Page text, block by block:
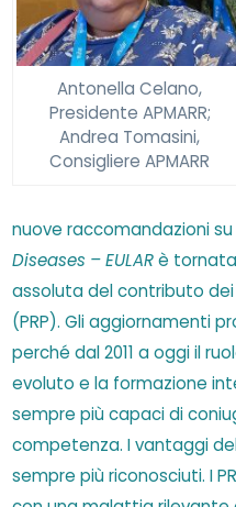
Antonella Celano,
Presidente APMARR;
Andrea Tomasini,
Consigliere APMARR
nuove raccomandazioni
Diseases – EULARè
assoluta del contributo
(PRP). Gli aggiornamenti
perché dal 2011 a oggi il
evoluto e la formazione
sempre più capaci di
competenza. I vantaggi
sempre più riconosciuti. I